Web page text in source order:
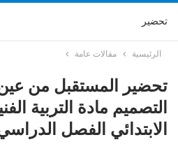
تحضير
الرئيسية مقالات عامة
تحضير المستقبل من
التصميم مادة التربية
الابتدائي الفصل الدراسي